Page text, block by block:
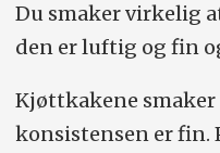
Du smaker virkelig
den er luftig og fin
Kjøttkakene smaker
konsistensen er fin.